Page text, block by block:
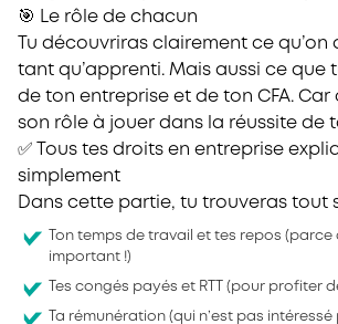
🎯 Le rôle de chacun
Tu découvriras clairement ce
tant qu’apprenti. Mais aussi ce que
de ton entreprise et de ton CFA. Car
son rôle à jouer dans la réussite de
✅ Tous tes droits en entreprise
simplement
Dans cette partie, tu trouveras tout
Ton temps de travail et tes repos (parce
important !)
Tes congés payés et RTT (pour profiter
Ta rémunération (qui n’est pas